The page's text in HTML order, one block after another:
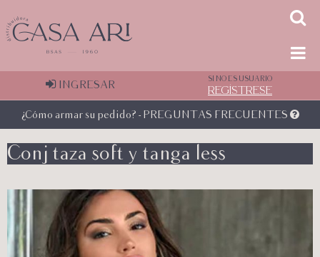
INGRESAR
SI NO ES USUARIO
REGÍSTRESE
¿Cómo armar su pedido? - PREGUNTAS FRECUENTES
Conj taza soft y tanga less